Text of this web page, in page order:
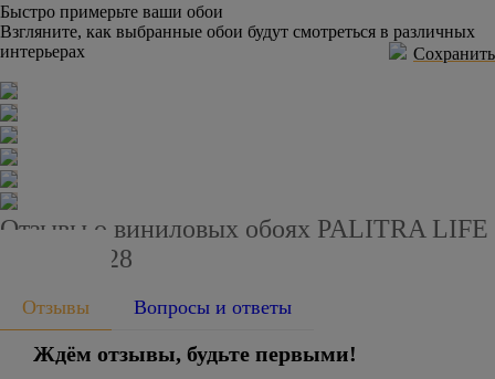
Быстро примерьте ваши обои
Взгляните, как выбранные обои будут смотреться в различных
интерьерах
Сохранить
Отзывы о виниловых обоях PALITRA LIFE
PL71713-28
Отзывы Вопросы и ответы
Ждём отзывы, будьте первыми!